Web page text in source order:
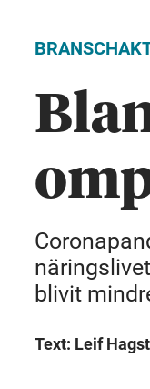
blivit
Text: Leif